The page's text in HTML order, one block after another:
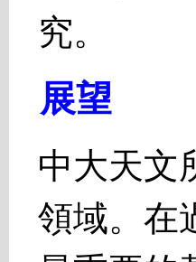
究。
展望
中大天文
領域。在